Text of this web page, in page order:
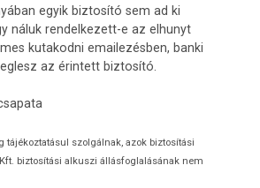
egyik biztosító sem ad ki
náluk rendelkezett-e az elhunyt
kutakodni emailezésben, banki
az érintett biztosító.
tájékoztatásul szolgálnak, azok biztosítási
biztosítási alkuszi állásfoglalásának nem